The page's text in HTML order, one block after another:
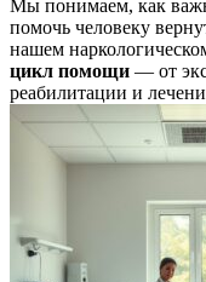
Мы понимаем, как
помочь человеку
нашем
цикл помощи — от
реабилитации и